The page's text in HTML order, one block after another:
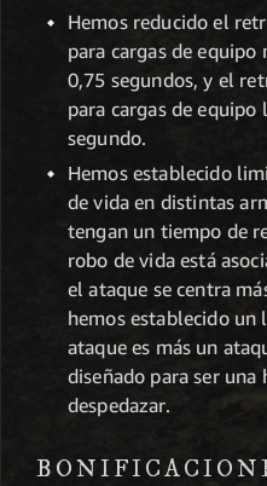
Hemos reducido el
para cargas de equipo
0,75 segundos, y el
para cargas de equipo
segundo.
Hemos establecido
de vida en distintas
tengan un tiempo de
robo de vida está
el ataque se centra
hemos establecido
ataque es más un
diseñado para ser
despedazar.